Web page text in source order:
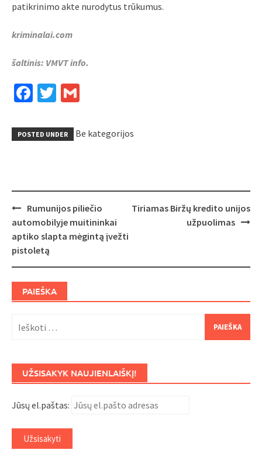
patikrinimo akte nurodytus trūkumus.
kriminalai.com
šaltinis: VMVT info.
Facebook
Twitter
POSTED UNDER Be kategorijos
Post
navigation
Rumunijos piliečio
automobilyje muitininkai
aptiko slapta mėgintą įvežti
pistoletą
Tiriamas Biržų kredito unijos
užpuolimas
PAIEŠKA
UŽSISAKYK NAUJIENLAIŠKĮ!
Jūsų el.paštas: